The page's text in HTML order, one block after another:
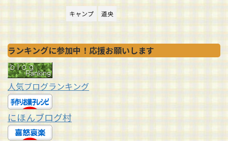
キャンプ 道央
ランキングに参加中！応援お願いします
人気ブログランキング
にほんブログ村